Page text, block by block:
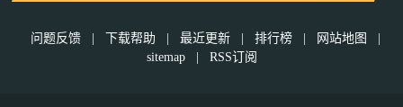
问题反馈 下载帮助 最近更新 排行榜 网站地图
sitemap
RSS订阅